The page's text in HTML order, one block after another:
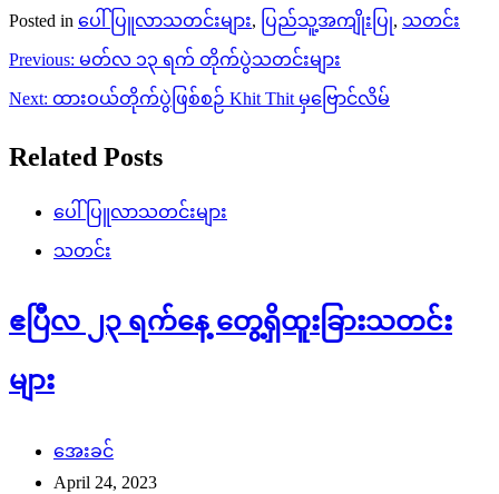
Posted in ပေါ်ပြူလာသတင်းများ, ပြည်သူ့အကျိုးပြု, သတင်း
Post
navigation
Previous: မတ်လ ၁၃ ရက် တိုက်ပွဲသတင်းများ
Next: ထားဝယ်တိုက်ပွဲဖြစ်စဉ် Khit Thit မှဗြောင်လိမ်
Related Posts
ပေါ်ပြူလာသတင်းများ
သတင်း
ဧပြီလ ၂၃ ရက်နေ့ တွေ့ရှိထူးခြားသတင်း
များ
အေးခင်
April 24, 2023